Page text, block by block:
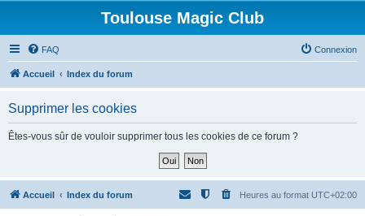
Toulouse Magic Club
FAQ Connexion
Accueil Index du forum
Supprimer les cookies
Êtes-vous sûr de vouloir supprimer tous les cookies de ce forum ?
Accueil Index du forum Heures au format UTC+02:00